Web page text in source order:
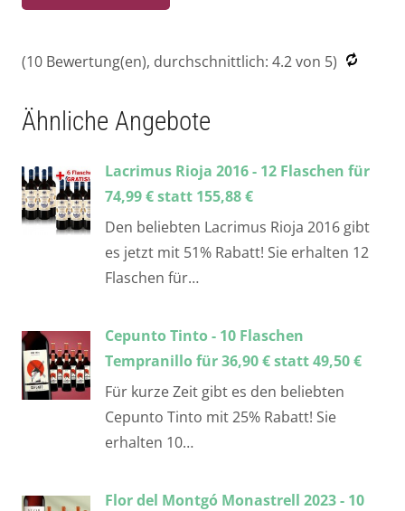
(10 Bewertung(en), durchschnittlich: 4.2von 5)
Ähnliche Angebote
Lacrimus Rioja 2016 - 12 Flaschen für
74,99 € statt 155,88 €
Den beliebten Lacrimus Rioja 2016 gibt
es jetzt mit 51% Rabatt! Sie erhalten 12
Flaschen für…
Cepunto Tinto - 10 Flaschen
Tempranillo für 36,90 € statt 49,50 €
Für kurze Zeit gibt es den beliebten
Cepunto Tinto mit 25% Rabatt! Sie
erhalten 10…
Flor del Montgó Monastrell 2023 - 10